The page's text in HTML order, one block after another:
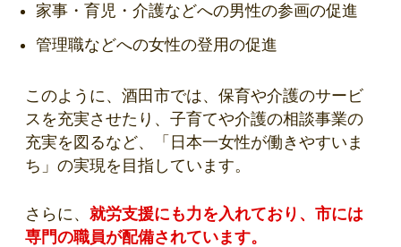
家事・育児・介護などへの男性の参画の促進
管理職などへの女性の登用の促進
このように、酒田市では、保育や介護のサービ
スを充実させたり、子育てや介護の相談事業の
充実を図るなど、「日本一女性が働きやすいま
ち」の実現を目指しています。
さらに、 就労支援にも力を入れており、市には
専門の職員が配備されています。